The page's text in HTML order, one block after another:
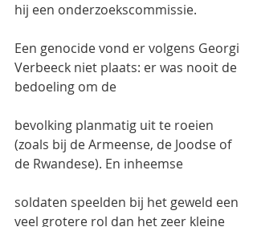
hij een onderzoekscommissie.
Een genocide vond er volgens Georgi
Verbeeck niet plaats: er was nooit de
bedoeling om de
bevolking planmatig uit te roeien
(zoals bij de Armeense, de Joodse of
de Rwandese). En inheemse
soldaten speelden bij het geweld een
veel grotere rol dan het zeer kleine